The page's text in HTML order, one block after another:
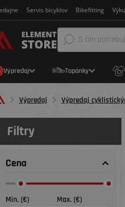
Servis bicyklov Bikefitting
Výpredaj Topánky
Výpredaj Výpredaj
Filtry
Cena
Min. (€) Max. (€)